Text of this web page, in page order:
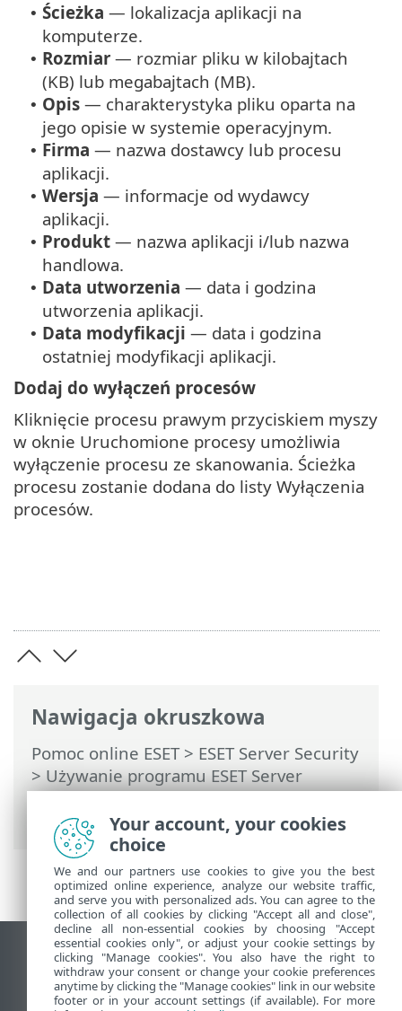
Nawigacja okruszkowa
Pomoc online ESET> ESET Server Security
> Używanie programu ESET Server
Security>Narzędzia> Uruchomione
procesy
• Ścieżka — lokalizacja aplikacji na
komputerze.
• Rozmiar — rozmiar pliku w kilobajtach
(KB) lub megabajtach (MB).
• Opis — charakterystyka pliku oparta na
jego opisie w systemie operacyjnym.
• Firma — nazwa dostawcy lub procesu
aplikacji.
• Wersja — informacje od wydawcy
aplikacji.
• Produkt — nazwa aplikacji i/lub nazwa
handlowa.
• Data utworzenia — data i godzina
utworzenia aplikacji.
• Data modyfikacji — data i godzina
ostatniej modyfikacji aplikacji.
Dodaj do wyłączeń procesów
Kliknięcie procesu prawym przyciskiem myszy
w oknie Uruchomione procesy umożliwia
wyłączenie procesu ze skanowania. Ścieżka
procesu zostanie dodana do listy Wyłączenia
procesów.
Wyświetl witrynę internetową dla
komputerów
End of Life
Your account, your cookies
choice
We and our partners use cookies to give you the best
optimized online experience, analyze our website traffic,
and serve you with personalized ads. You can agree to the
collection of all cookies by clicking "Accept all and close",
decline all non-essential cookies by choosing "Accept
essential cookies only", or adjust your cookie settings by
clicking "Manage cookies". You also have the right to
withdraw your consent or change your cookie preferences
anytime by clicking the "Manage cookies" link in our website
footer or in your account settings (if available). For more